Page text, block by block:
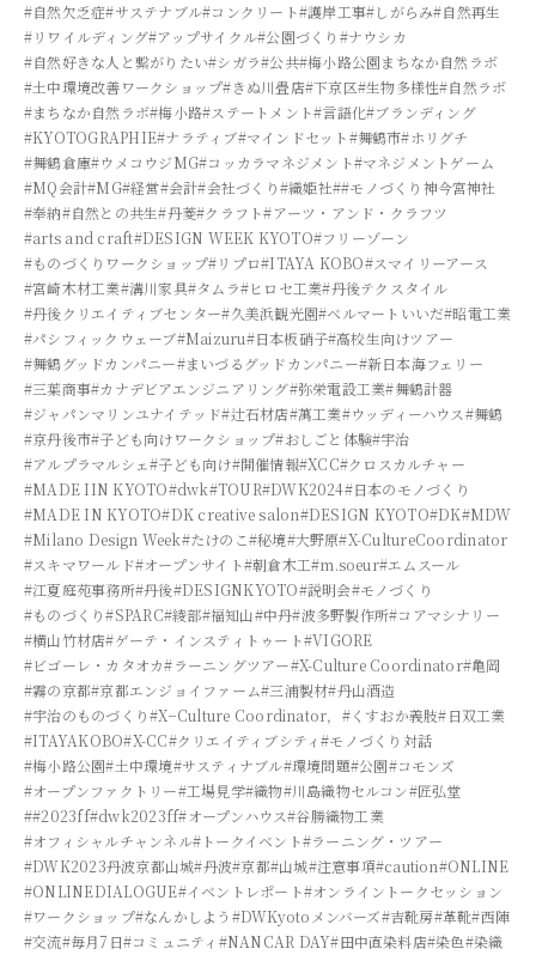
#自然欠乏症#サステナブル#コンクリート#護岸工事#しがらみ#自然再生
#リワイルディング#アップサイクル#公園づくり #ナウシカ
#自然好きな人と繋がりたい#シガラ#公共#梅小路公園まちなか自然ラボ
#土中環境改善ワークショップ#きぬ川畳店#下京区#生物多様性#自然ラボ
#まちなか自然ラボ#梅小路#ステートメント#言語化#ブランディング
#KYOTOGRAPHIE#ナラティブ#マインドセット#舞鶴市#ホリグチ
#舞鶴倉庫#ウメコウジMG#コッカラマネジメント#マネジメントゲーム
#MQ会計#MG#経営#会計#会社づくり#織姫社##モノづくり神今宮神社
#奉納#自然との共生#丹菱#クラフト#アーツ・アンド・クラフツ
#arts and craft#DESIGN WEEK KYOTO#フリーゾーン
#ものづくりワークショップ#リプロ#ITAYA KOBO#スマイリーアース
#宮崎木材工業#溝川家具#タムラ#ヒロセ工業#丹後テクスタイル
#丹後クリエイティブセンター#久美浜観光園#ベルマートいいだ#昭電工業
#パシフィックウェーブ#Maizuru#日本板硝子#高校生向けツアー
#舞鶴グッドカンパニー#まいづるグッドカンパニー#新日本海フェリー
#三葉商事#カナデビアエンジニアリング#弥栄電設工業#舞鶴計器
#ジャパンマリンユナイテッド#辻石材店#萬工業#ウッディーハウス#舞鶴
#京丹後市#子ども向けワークショップ#おしごと体験#宇治
#アルプラマルシェ#子ども向け#開催情報#XCC#クロスカルチャー
#MADE IIN KYOTO#dwk#TOUR#DWK2024#日本のモノづくり
#MADE IN KYOTO#DK creative salon#DESIGN KYOTO#DK#MDW
#Milano Design Week#たけのこ#秘境#大野原#X-CultureCoordinator
#スキマワールド#オープンサイト#朝倉木工#m.soeur#エムスール
#江夏庭苑事務所#丹後#DESIGNKYOTO#説明会#モノづくり
#ものづくり#SPARC#綾部#福知山#中丹#波多野製作所#コアマシナリー
#横山竹材店#ゲーテ・インスティトゥート#VIGORE
#ビゴーレ・カタオカ#ラーニングツアー#X-Culture Coordinator#亀岡
#霧の京都#京都エンジョイファーム#三浦製材#丹山酒造
#宇治のものづくり#X−Culture Coordinator， #くすおか義肢#日双工業
#ITAYAKOBO#X-CC#クリエイティブシティ#モノづくり対話
#梅小路公園#土中環境#サスティナブル#環境問題#公園#コモンズ
#オープンファクトリー#工場見学#織物#川島織物セルコン#匠弘堂
##2023ff#dwk2023ff#オープンハウス#谷勝織物工業
#オフィシャルチャンネル#トークイベント#ラーニング・ツアー
#DWK2023丹波京都山城#丹波#京都#山城#注意事項#caution#ONLINE
#ONLINEDIALOGUE#イベントレポート#オンライントークセッション
#ワークショップ#なんかしよう #DWKyotoメンバーズ#吉靴房#革靴#西陣
#交流#毎月7日#コミュニティ #NANCAR DAY#田中直染料店#染色#染織